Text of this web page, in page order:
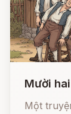
Mười
Một